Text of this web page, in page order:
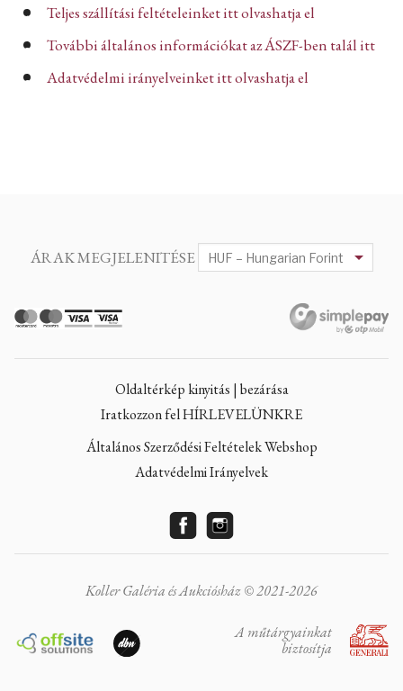
Teljes szállítási feltételeinket itt olvashatja el
További általános információkat az ÁSZF-ben talál itt
Adatvédelmi irányelveinket itt olvashatja el
ÁRAK MEGJELENITÉSE
Oldaltérkép kinyitás | bezárása
Iratkozzon fel HÍRLEVELÜNKRE
Általános Szerződési Feltételek Webshop
Adatvédelmi Irányelvek
Koller Galéria és Aukciósház © 2021-2026
A műtárgyainkat
biztosítja